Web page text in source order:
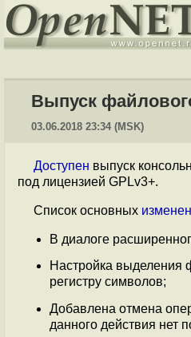
Выпуск
03.06.2018 23:34 (MSK)
Доступен выпуск
под лицензией GPLv3+.
Список основных
В диалоге
Настройка выделения
регистру символов;
Добавлена отмена
данного действия нет